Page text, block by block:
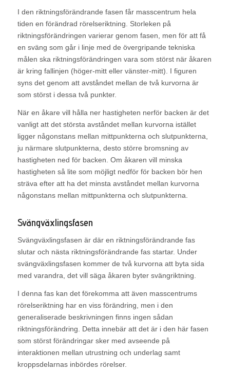
I den riktningsförändrande fasen får masscentrum hela
tiden en förändrad rörelseriktning. Storleken på
riktningsförändringen varierar genom fasen, men för att få
en sväng som går i linje med de övergripande tekniska
målen ska riktningsförändringen vara som störst när åkaren
är kring fallinjen (höger-mitt eller vänster-mitt). I figuren
syns det genom att avståndet mellan de två kurvorna är
som störst i dessa två punkter.
När en åkare vill hålla ner hastigheten nerför backen är det
vanligt att det största avståndet mellan kurvorna istället
ligger någonstans mellan mittpunkterna och slutpunkterna,
ju närmare slutpunkterna, desto större bromsning av
hastigheten ned för backen. Om åkaren vill minska
hastigheten så lite som möjligt nedför för backen bör hen
sträva efter att ha det minsta avståndet mellan kurvorna
någonstans mellan mittpunkterna och slutpunkterna.
Svängväxlingsfasen
Svängväxlingsfasen är där en riktningsförändrande fas
slutar och nästa riktningsförändrande fas startar. Under
svängväxlingsfasen kommer de två kurvorna att byta sida
med varandra, det vill säga åkaren byter svängriktning.
I denna fas kan det förekomma att även masscentrums
rörelseriktning har en viss förändring, men i den
generaliserade beskrivningen finns ingen sådan
riktningsförändring. Detta innebär att det är i den här fasen
som störst förändringar sker med avseende på
interaktionen mellan utrustning och underlag samt
kroppsdelarnas inbördes rörelser.